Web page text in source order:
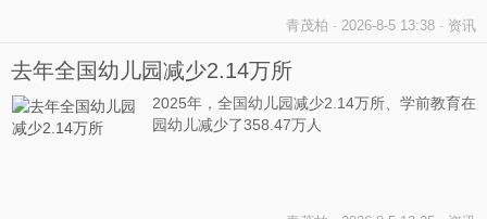
青茂柏 - 2026-8-5 13:38 - 资讯
去年全国幼儿园减少2.14万所
2025年，全国幼儿园减少2.14万所、学前教育在
园幼儿减少了358.47万人